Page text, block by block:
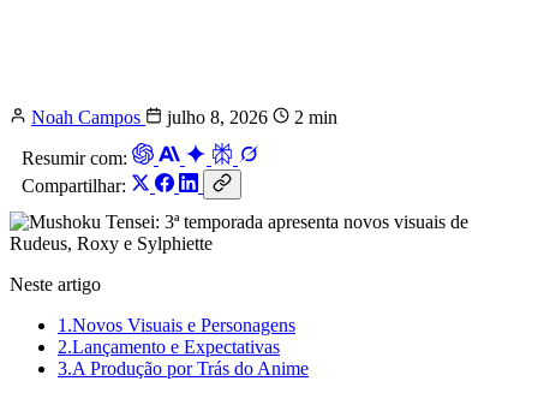
Noah Campos julho 8, 2026
2 min
Resumir com:
Compartilhar:
Neste artigo
1.Novos Visuais e Personagens
2.Lançamento e Expectativas
3.A Produção por Trás do Anime